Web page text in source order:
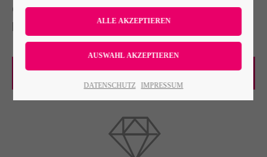
Lorem ipsum dolor sit amet:
24h/ 365days
We offer support for our customers
dolor. Aenean massa. Cum sociis natoque
penatibus et magnis.
Read more
DATENSCHUTZ IMPRESSUM